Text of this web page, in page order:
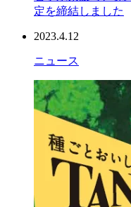
定を締結しました
2023.4.12
ニュース